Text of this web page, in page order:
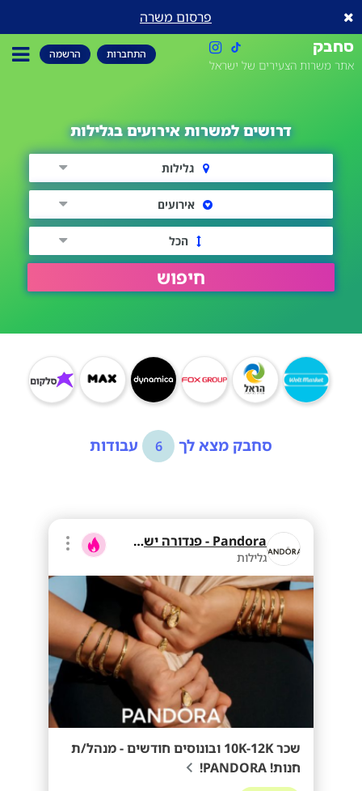
פרסום משרה
סחבק
אתר משרות הצעירים של ישראל
התחברות הרשמה
דרושים למשרות אירועים בגלילות
גלילות
אירועים
הכל
חיפוש
סחבק מצא לך 6 עבודות
Pandora - פנדורה ישראל
גלילות
שכר 10K-12K ובונוסים חודשים - מנהל/ת
חנות! PANDORA!